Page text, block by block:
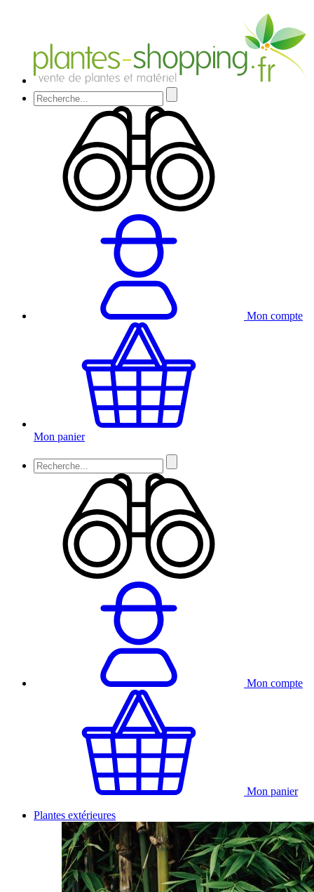
Mon compte
Mon panier
Mon compte
Mon panier
Plantes extérieures